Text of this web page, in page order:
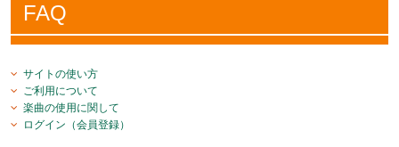
FAQ
サイトの使い方
ご利用について
楽曲の使用に関して
ログイン（会員登録）